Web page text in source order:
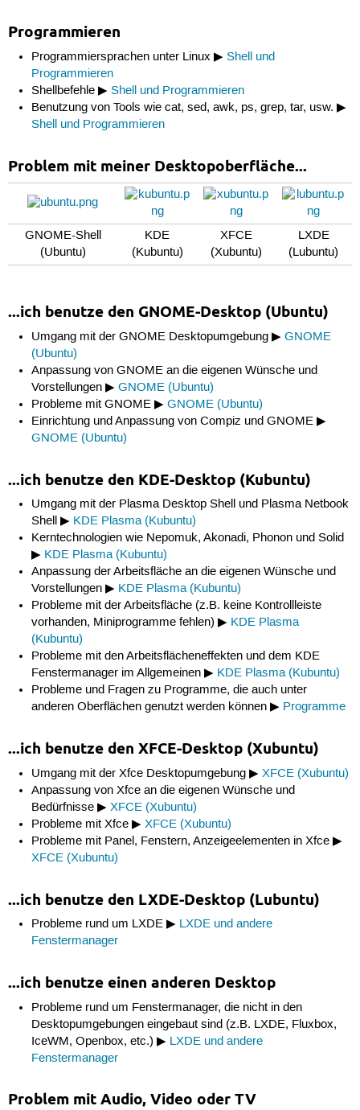
Programmieren
Programmiersprachen unter Linux ▶Shell und
Programmieren
Shellbefehle ▶Shell und Programmieren
Benutzung von Tools wie cat, sed, awk, ps, grep, tar, usw. ▶
Shell und Programmieren
Problem mit meiner Desktopoberfläche...
GNOME-Shell
(Ubuntu)
KDE
(Kubuntu)
XFCE
(Xubuntu)
LXDE
(Lubuntu)
...ich benutze den GNOME-Desktop (Ubuntu)
Umgang mit der GNOME Desktopumgebung ▶GNOME
(Ubuntu)
Anpassung von GNOME an die eigenen Wünsche und
Vorstellungen ▶GNOME (Ubuntu)
Probleme mit GNOME ▶GNOME (Ubuntu)
Einrichtung und Anpassung von Compiz und GNOME ▶
GNOME (Ubuntu)
...ich benutze den KDE-Desktop (Kubuntu)
Umgang mit der Plasma Desktop Shell und Plasma Netbook
Shell ▶ KDE Plasma (Kubuntu)
Kerntechnologien wie Nepomuk, Akonadi, Phonon und Solid
▶ KDE Plasma (Kubuntu)
Anpassung der Arbeitsfläche an die eigenen Wünsche und
Vorstellungen ▶ KDE Plasma (Kubuntu)
Probleme mit der Arbeitsfläche (z.B. keine Kontrollleiste
vorhanden, Miniprogramme fehlen) ▶ KDE Plasma
(Kubuntu)
Probleme mit den Arbeitsflächeneffekten und dem KDE
Fenstermanager im Allgemeinen ▶ KDE Plasma (Kubuntu)
Probleme und Fragen zu Programme, die auch unter
anderen Oberflächen genutzt werden können ▶ Programme
...ich benutze den XFCE-Desktop (Xubuntu)
Umgang mit der Xfce Desktopumgebung ▶XFCE (Xubuntu)
Anpassung von Xfce an die eigenen Wünsche und
Bedürfnisse ▶XFCE (Xubuntu)
Probleme mit Xfce ▶XFCE (Xubuntu)
Probleme mit Panel, Fenstern, Anzeigeelementen in Xfce ▶
XFCE (Xubuntu)
...ich benutze den LXDE-Desktop (Lubuntu)
Probleme rund um LXDE ▶ LXDE und andere
Fenstermanager
...ich benutze einen anderen Desktop
Probleme rund um Fenstermanager, die nicht in den
Desktopumgebungen eingebaut sind (z.B. LXDE, Fluxbox,
IceWM, Openbox, etc.) ▶ LXDE und andere
Fenstermanager
Problem mit Audio, Video oder TV